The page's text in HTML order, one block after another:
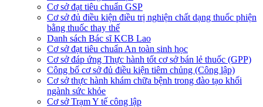
Cơ sở đạt tiêu chuẩn GSP
Cơ sở đủ điều kiện điều trị nghiện chất dạng thuốc phiện
bằng thuốc thay thế
Danh sách Bác sĩ KCB Lao
Cơ sở đạt tiêu chuẩn An toàn sinh học
Cơ sở đáp ứng Thực hành tốt cơ sở bán lẻ thuốc (GPP)
Công bố cơ sở đủ điều kiện tiêm chủng (Công lập)
Cơ sở thực hành khám chữa bệnh trong đào tạo khối
ngành sức khỏe
Cơ sở Trạm Y tế công lập